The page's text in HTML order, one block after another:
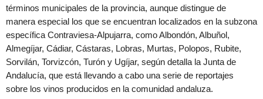
términos municipales de la provincia, aunque distingue de
manera especial los que se encuentran localizados en la subzona
específica Contraviesa-Alpujarra, como Albondón, Albuñol,
Almegíjar, Cádiar, Cástaras, Lobras, Murtas, Polopos, Rubite,
Sorvilán, Torvizcón, Turón y Ugíjar, según detalla la Junta de
Andalucía, que está llevando a cabo una serie de reportajes
sobre los vinos producidos en la comunidad andaluza.